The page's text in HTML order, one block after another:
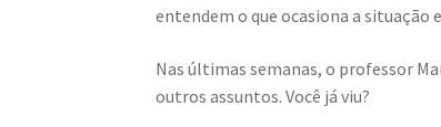
entendem o que ocasiona a situação
Nas últimas semanas, o professor
outros assuntos. Você já viu?